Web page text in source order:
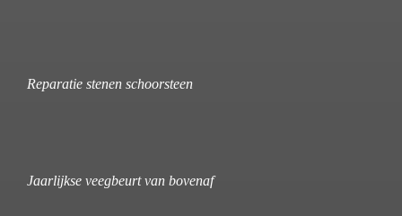
Reparatie stenen schoorsteen
Jaarlijkse veegbeurt van bovenaf